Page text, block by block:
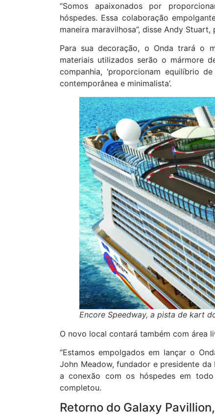
“Somos apaixonados por
hóspedes. Essa colaboração
maneira maravilhosa”, disse Andy
Para sua decoração, o Onda trará o
materiais utilizados serão o mármore
companhia, ‘proporcionam equilíbrio
contemporânea e minimalista’.
Encore Speedway, a pista de kart
O novo local contará também com área
“Estamos empolgados em lançar o
John Meadow, fundador e presidente
a conexão com os hóspedes em
completou.
Retorno do Galaxy